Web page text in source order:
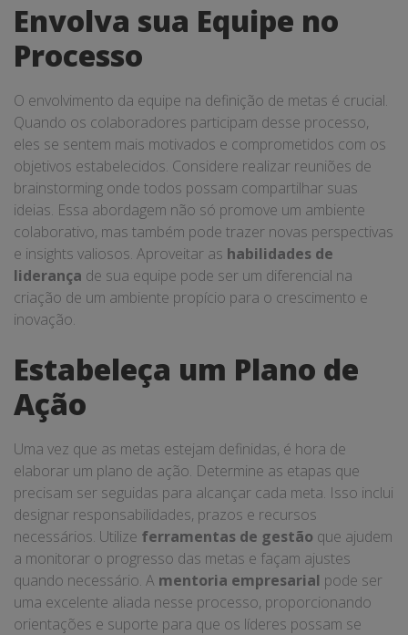
Envolva sua Equipe no
Processo
O envolvimento da equipe na definição de metas é crucial.
Quando os colaboradores participam desse processo,
eles se sentem mais motivados e comprometidos com os
objetivos estabelecidos. Considere realizar reuniões de
brainstorming onde todos possam compartilhar suas
ideias. Essa abordagem não só promove um ambiente
colaborativo, mas também pode trazer novas perspectivas
e insights valiosos. Aproveitar as habilidades de
liderança de sua equipe pode ser um diferencial na
criação de um ambiente propício para o crescimento e
inovação.
Estabeleça um Plano de
Ação
Uma vez que as metas estejam definidas, é hora de
elaborar um plano de ação. Determine as etapas que
precisam ser seguidas para alcançar cada meta. Isso inclui
designar responsabilidades, prazos e recursos
necessários. Utilize ferramentas de gestão que ajudem
a monitorar o progresso das metas e façam ajustes
quando necessário. A mentoria empresarial pode ser
uma excelente aliada nesse processo, proporcionando
orientações e suporte para que os líderes possam se